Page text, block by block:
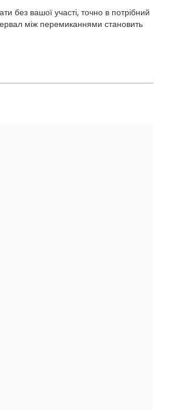
без вашої участі, точно в потрібний
між перемиканнями становить